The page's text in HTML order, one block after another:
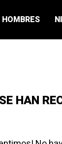
HOMBRES
HAN